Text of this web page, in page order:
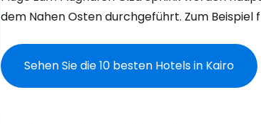
dem Nahen Osten durchgeführt. Zum Beispiel
Sehen Sie die 10 besten Hotels in Kairo